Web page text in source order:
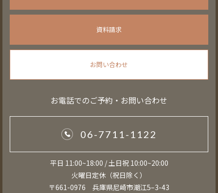
資料請求
お問い合わせ
お電話でのご予約・お問い合わせ
06-7711-1122
平日 11:00~18:00 / 土日祝 10:00~20:00
火曜日定休（祝日除く）
〒661-0976 兵庫県尼崎市潮江5–3-43